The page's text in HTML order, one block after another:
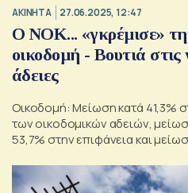
ΑΚΙΝΗΤΑ 27.06.2025, 12:47
Ο ΝΟΚ... «γκρέμισε»
οικοδομή - Βουτιά στις
άδειες
Οικοδομή: Μείωση κατά 41,3%
των οικοδομικών αδειών,
53,7% στην επιφάνεια και